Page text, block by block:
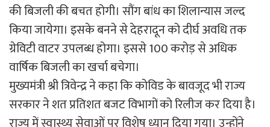
की बिजली की बचत होगी। सौंग बांध का शिलान्यास जल्द
किया जायेगा। इसके बनने से देहरादून को दीर्घ अवधि तक
ग्रेविटी वाटर उपलब्ध होगा। इससे 100 करोड़ से अधिक
वार्षिक बिजली का खर्चा बचेगा।
मुख्यमंत्री श्री त्रिवेन्द्र ने कहा कि कोविड के बावजूद भी राज्य
सरकार ने शत प्रतिशत बजट विभागों को रिलीज कर दिया है।